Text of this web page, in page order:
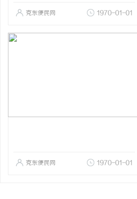
克东便民网 1970-01-01
克东便民网 1970-01-01